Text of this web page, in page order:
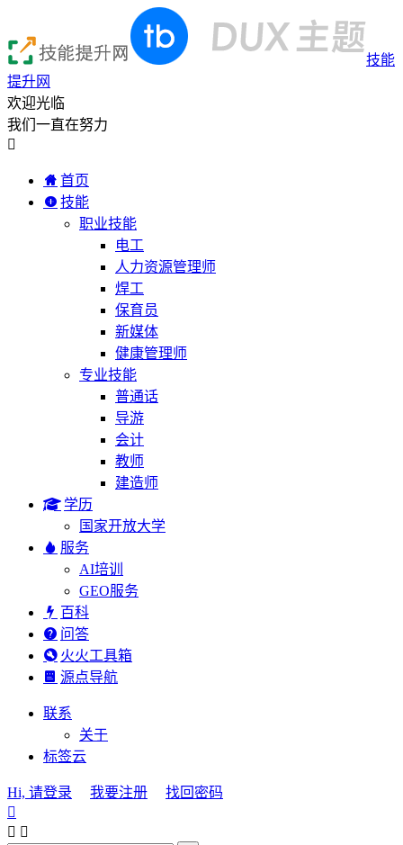
技能
提升网
欢迎光临
我们一直在努力

首页
技能
职业技能
电工
人力资源管理师
焊工
保育员
新媒体
健康管理师
专业技能
普通话
导游
会计
教师
建造师
学历
国家开放大学
服务
AI培训
GEO服务
百科
问答
火火工具箱
源点导航
联系
关于
标签云
Hi, 请登录 我要注册
找回密码

 